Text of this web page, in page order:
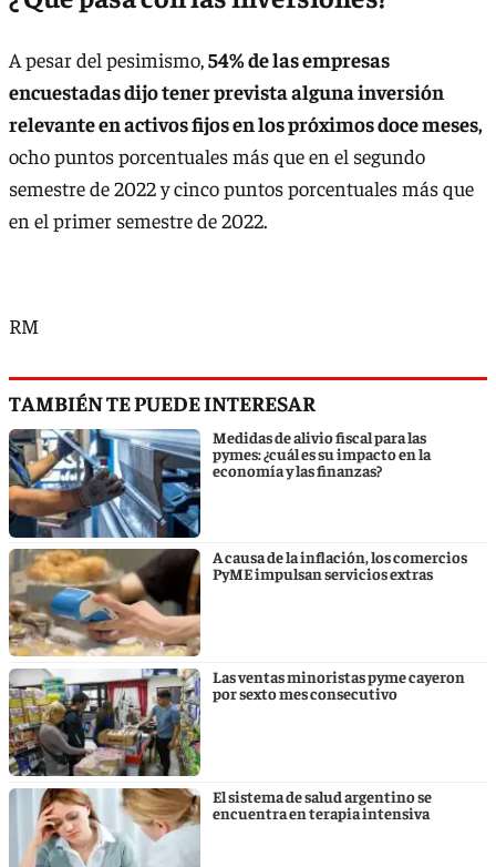
A pesar del pesimismo, 54% de las empresas
encuestadas dijo tener prevista alguna inversión
relevante en activos fijos en los próximos doce meses,
ocho puntos porcentuales más que en el segundo
semestre de 2022 y cinco puntos porcentuales más que
en el primer semestre de 2022.
RM
TAMBIÉN TE PUEDE INTERESAR
Medidas de alivio fiscal para las
pymes: ¿cuál es su impacto en la
economía y las finanzas?
A causa de la inflación, los comercios
PyME impulsan servicios extras
Las ventas minoristas pyme cayeron
por sexto mes consecutivo
El sistema de salud argentino se
encuentra en terapia intensiva